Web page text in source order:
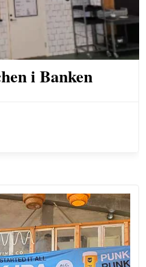
i Banken